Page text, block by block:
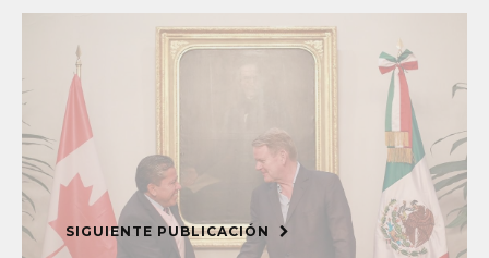
SIGUIENTE PUBLICACIÓN